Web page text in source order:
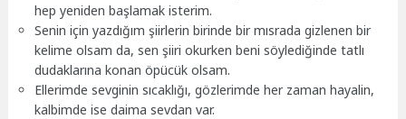
hep yeniden başlamak isterim.
Senin için yazdığım şiirlerin birinde bir mısrada gizlenen bir
kelime olsam da, sen şiiri okurken beni söylediğinde tatlı
dudaklarına konan öpücük olsam.
Ellerimde sevginin sıcaklığı, gözlerimde her zaman hayalin,
kalbimde ise daima sevdan var.